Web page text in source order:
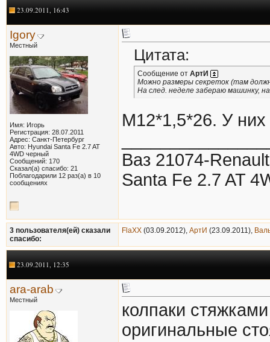
23.09.2011, 16:43
Igory
Местный
Имя: Игорь
Регистрация: 28.07.2011
Адрес: Санкт-Петербург
Авто: Hyundai Santa Fe 2.7 AT
4WD черный
Сообщений: 170
Сказал(а) спасибо: 21
Поблагодарили 12 раз(а) в 10
сообщениях
Цитата:
Сообщение от АртИ
Можно размеры секреток (там
На след. неделе забераю машинку,
М12*1,5*26. У
Ваз 21074-
Santa Fe 2.7 AT
3 пользователя(ей) сказали
cпасибо:
FlaXX (03.09.2012), АртИ (23.09.2011),
23.09.2011, 12:35
ara-arab
Местный
колпаки
оригинальные